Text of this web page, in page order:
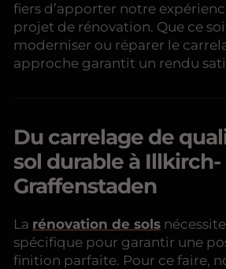
fiers d’apporter notre
projet de rénovation. Que ce
moderniser ou réparer le
approche garantit un rendu
Du carrelage de
sol durable à Illkirch-
Graffenstaden
La rénovation de sols
spécifique pour garantir une
finition parfaite. Pour ce faire,